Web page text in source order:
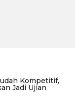
Kompetitif,
Jadi Ujian